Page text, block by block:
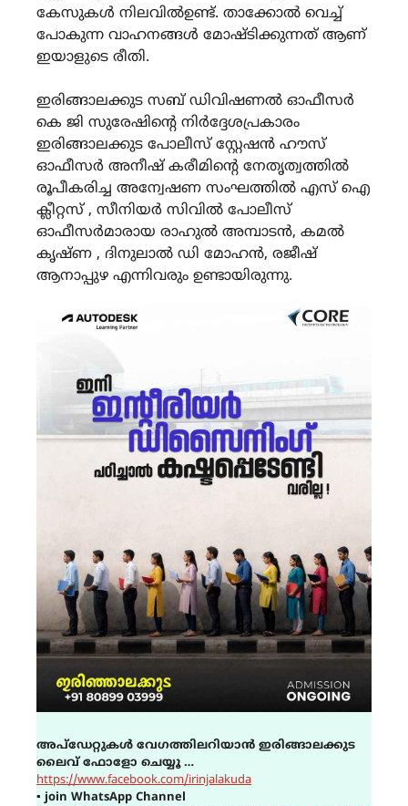
കേസുകൾ നിലവിൽഉണ്ട്. താക്കോൽ വെച്ച്
പോകുന്ന വാഹനങ്ങൾ മോഷ്ടിക്കുന്നത് ആണ്
ഇയാളുടെ രീതി.
ഇരിങ്ങാലക്കുട സബ് ഡിവിഷണൽ ഓഫീസർ
കെ ജി സുരേഷിന്റെ നിർദ്ദേശപ്രകാരം
ഇരിങ്ങാലക്കുട പോലീസ് സ്റ്റേഷൻ ഹൗസ്
ഓഫീസർ അനീഷ് കരീമിൻ്റെ നേതൃത്വത്തിൽ
രൂപീകരിച്ച അന്വേഷണ സംഘത്തിൽ എസ് ഐ
ക്ലീറ്റസ് , സീനിയർ സിവിൽ പോലീസ്
ഓഫീസർമാരായ രാഹുൽ അമ്പാടൻ, കമൽ
കൃഷ്ണ , ദിനുലാൽ ഡി മോഹൻ, രജീഷ്
ആനാപ്പുഴ എന്നിവരും ഉണ്ടായിരുന്നു.
അപ്ഡേറ്റുകൾ വേഗത്തിലറിയാൻ ഇരിങ്ങാലക്കുട
ലൈവ് ഫോളോ ചെയ്യൂ …
https://www.facebook.com/irinjalakuda
▪ join WhatsApp Channel